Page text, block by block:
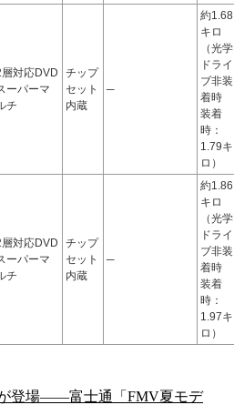
対応DVD
ーパーマ
チ
チップ
セット
内蔵
─
約1.68
キロ
（光学
ドライ
ブ非装
着時
装着
時：
1.79キ
ロ）
対応DVD
ーパーマ
チ
チップ
セット
内蔵
─
約1.86
キロ
（光学
ドライ
ブ非装
着時
装着
時：
1.97キ
ロ）
が登場――富士通「FMV夏モデ